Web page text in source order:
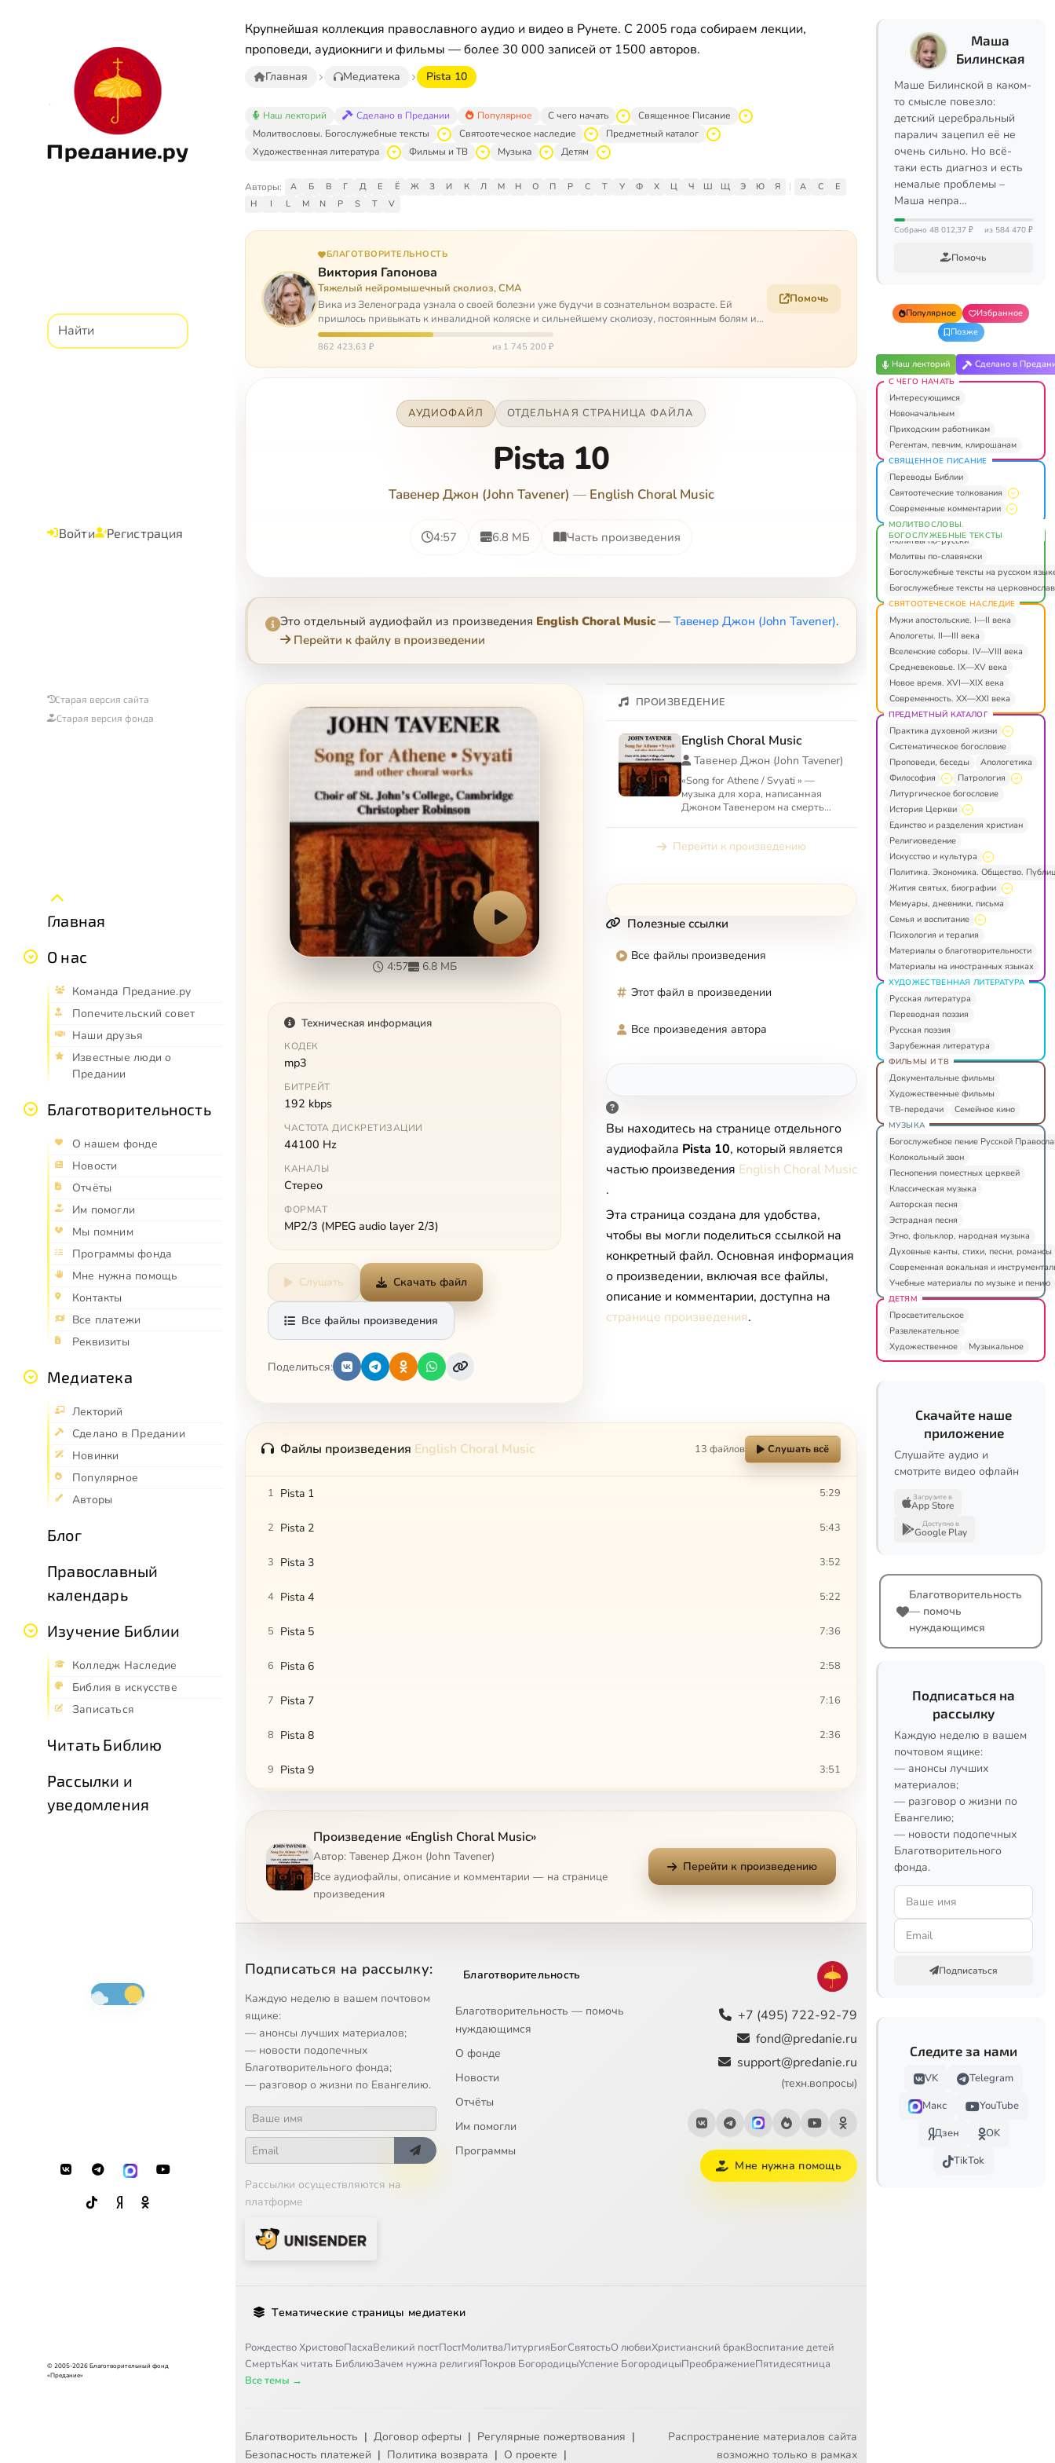
Предание.ру
Войти Регистрация
Старая версия сайта
Старая версия фонда
Главная
О нас
Команда Предание.ру
Попечительский совет
Наши друзья
Известные люди о
Предании
Благотворительность
О нашем фонде
Новости
Отчёты
Им помогли
Мы помним
Программы фонда
Мне нужна помощь
Контакты
Все платежи
Реквизиты
Медиатека
Лекторий
Сделано в Предании
Новинки
Популярное
Авторы
Блог
Православный
календарь
Изучение Библии
Колледж Наследие
Библия в искусстве
Записаться
Читать Библию
Рассылки и
уведомления
© 2005-2026 Благотворительный фонд
«Предание»
Крупнейшая коллекция православного аудио и видео в Рунете. С 2005 года собираем лекции,
проповеди, аудиокниги и фильмы — более 30 000 записей от 1500 авторов.
Главная Медиатека Pista 10
Наш лекторий Сделано в Предании Популярное С чего начать
Священное Писание
Молитвословы. Богослужебные тексты
Святоотеческое наследие
Предметный каталог
Художественная литература
Фильмы и ТВ Музыка Детям
Авторы: А Б В Г Д Е Ё Ж З И К Л М Н О П Р С Т У Ф Х Ц Ч Ш Щ Э Ю Я | A C
E
H
I L M N P S T V
БЛАГОТВОРИТЕЛЬНОСТЬ
Виктория Гапонова
Тяжелый нейромышечный сколиоз, СМА
Вика из Зеленограда узнала о своей болезни уже будучи в сознательном возрасте. Ей
пришлось привыкать к инвалидной коляске и сильнейшему сколиозу, постоянным болям и
растущей беспом…
862 423,63 ₽ из 1 745 200 ₽
Помочь
АУДИОФАЙЛ ОТДЕЛЬНАЯ СТРАНИЦА ФАЙЛА
Pista 10
Тавенер Джон (John Tavener) — English Choral Music
4:57 6.8 МБ Часть произведения
Это отдельный аудиофайл из произведения English Choral Music — Тавенер Джон (John Tavener).
Перейти к файлу в произведении
4:57 6.8 МБ
Техническая информация
КОДЕК
mp3
БИТРЕЙТ
192 kbps
ЧАСТОТА ДИСКРЕТИЗАЦИИ
44100 Hz
КАНАЛЫ
Стерео
ФОРМАТ
MP2/3 (MPEG audio layer 2/3)
Слушать Скачать файл
Все файлы произведения
Поделиться:
ПРОИЗВЕДЕНИЕ
English Choral Music
Тавенер Джон (John Tavener)
«Song for Athene / Svyati » —
музыка для хора, написанная
Джоном Тавенером на смерть
также исп...
Перейти к произведению
Полезные ссылки
Все файлы произведения
Этот файл в произведении
Все произведения автора
Вы находитесь на странице отдельного
аудиофайла Pista 10, который является
частью произведения English Choral Music
.
Эта страница создана для удобства,
чтобы вы могли поделиться ссылкой на
конкретный файл. Основная информация
о произведении, включая все файлы,
описание и комментарии, доступна на
странице произведения.
Файлы произведения English Choral Music 13 файлов Слушать всё
1 Pista 1 5:29
2 Pista 2 5:43
3 Pista 3 3:52
4 Pista 4 5:22
5 Pista 5 7:36
6 Pista 6 2:58
7 Pista 7 7:16
8 Pista 8 2:36
9 Pista 9 3:51
Pista 11
12 Pista 12 3:35
Произведение «English Choral Music»
Автор: Тавенер Джон (John Tavener)
Все аудиофайлы, описание и комментарии — на странице
произведения
Перейти к произведению
Подписаться на рассылку:
Каждую неделю в вашем почтовом
ящике:
— анонсы лучших материалов;
— новости подопечных
Благотворительного фонда;
— разговор о жизни по Евангелию.
Рассылки осуществляются на
платформе
Благотворительность
Благотворительность — помочь
нуждающимся
О фонде
Новости
Отчёты
Им помогли
Программы
+7 (495) 722-92-79
fond@predanie.ru
support@predanie.ru
(техн.вопросы)
Мне нужна помощь
Тематические страницы медиатеки
Рождество ХристовоПасхаВеликий постПостМолитваЛитургияБогСвятостьО любвиХристианский бракВоспитание детей
СмертьКак читать БиблиюЗачем нужна религияПокров БогородицыУспение БогородицыПреображениеПятидесятница
Все темы →
Благотворительность | Договор оферты | Регулярные пожертвования |
Безопасность платежей | Политика возврата | О проекте |
Распространение материалов сайта
возможно только в рамках
Маша
Билинская
Маше Билинской в каком-
то смысле повезло:
детский церебральный
паралич зацепил её не
очень сильно. Но всё-
таки есть диагноз и есть
немалые проблемы –
Маша непра…
Собрано 48 012,37 ₽ из 584 470 ₽
Помочь
Популярное
Избранное
Позже
Наш лекторий Сделано в
С ЧЕГО НАЧАТЬ
Интересующимся
Новоначальным
Приходским работникам
Регентам, певчим, клирошанам
СВЯЩЕННОЕ ПИСАНИЕ
Переводы Библии
Святоотеческие толкования
Современные комментарии
МОЛИТВОСЛОВЫ.
БОГОСЛУЖЕБНЫЕ ТЕКСТЫ
Молитвы по-русски
Молитвы по-славянски
Богослужебные тексты на русском
Богослужебные тексты на
СВЯТООТЕЧЕСКОЕ НАСЛЕДИЕ
Мужи апостольские. I—II века
Апологеты. II—III века
Вселенские соборы. IV—VIII века
Средневековье. IX—XV века
Новое время. XVI—XIX века
Современность. XX—XXI века
ПРЕДМЕТНЫЙ КАТАЛОГ
Практика духовной жизни
Систематическое богословие
Проповеди, беседы
Апологетика
Философия
Патрология
Литургическое богословие
История Церкви
Единство и разделения христиан
Религиоведение
Искусство и культура
Политика. Экономика. Общество.
Жития святых, биографии
Мемуары, дневники, письма
Семья и воспитание
Психология и терапия
Материалы о благотворительности
Материалы на иностранных языках
ХУДОЖЕСТВЕННАЯ ЛИТЕРАТУРА
Русская литература
Переводная поэзия
Русская поэзия
Зарубежная литература
ФИЛЬМЫ И ТВ
Документальные фильмы
Художественные фильмы
ТВ-передачи
Семейное кино
МУЗЫКА
Богослужебное пение Русской
Колокольный звон
Песнопения поместных церквей
Классическая музыка
Авторская песня
Эстрадная песня
Этно, фольклор, народная музыка
Духовные канты, стихи, песни, романсы
Современная вокальная и
Учебные материалы по музыке и пению
ДЕТЯМ
Просветительское
Развлекательное
Художественное
Музыкальное
Скачайте наше
приложение
Слушайте аудио и
смотрите видео офлайн
Загрузите в
App Store
Доступно в
Google Play
Благотворительность
— помочь
нуждающимся
Подписаться на
рассылку
Каждую неделю в вашем
почтовом ящике:
— анонсы лучших
материалов;
— разговор о жизни по
Евангелию;
— новости подопечных
Благотворительного
фонда.
Подписаться
Следите за нами
VK
Telegram
Макс
YouTube
Дзен
OK
TikTok